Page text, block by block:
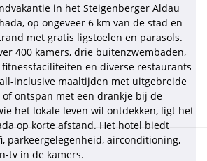
in het Steigenberger Aldau
op ongeveer 6 km van de stad en
met gratis ligstoelen en parasols.
400 kamers, drie buitenzwembaden,
en diverse restaurants
inclusive maaltijden met uitgebreide
ontspan met een drankje bij de
het lokale leven wil ontdekken, ligt het
op korte afstand. Het hotel biedt
parkeergelegenheid, airconditioning,
tv in de kamers.